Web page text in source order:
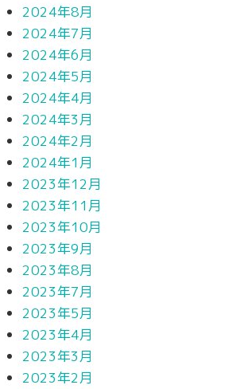
2024年8月
2024年7月
2024年6月
2024年5月
2024年4月
2024年3月
2024年2月
2024年1月
2023年12月
2023年11月
2023年10月
2023年9月
2023年8月
2023年7月
2023年5月
2023年4月
2023年3月
2023年2月